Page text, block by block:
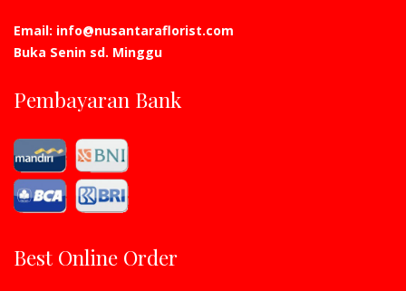
Email: info@nusantaraflorist.com
Buka Senin sd. Minggu
Pembayaran Bank
Best Online Order